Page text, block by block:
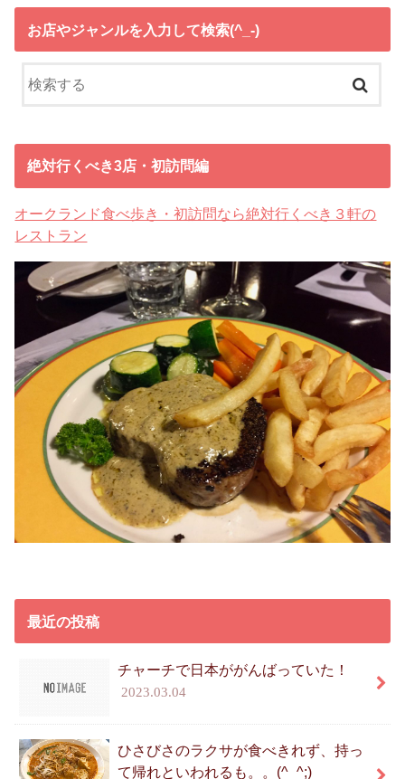
お店やジャンルを入力して検索(^_-)
絶対行くべき3店・初訪問編
オークランド食べ歩き・初訪問なら絶対行くべき３軒の
レストラン
最近の投稿
チャーチで日本ががんばっていた！
2023.03.04
ひさびさのラクサが食べきれず、持っ
て帰れといわれるも。。(^_^;)